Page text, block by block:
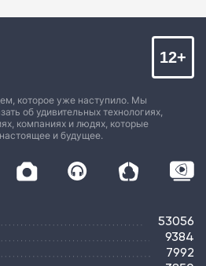
которое уже наступило. Мы
об удивительных технологиях,
компаниях и людях, которые
и будущее.
12+
53056
9384
7992